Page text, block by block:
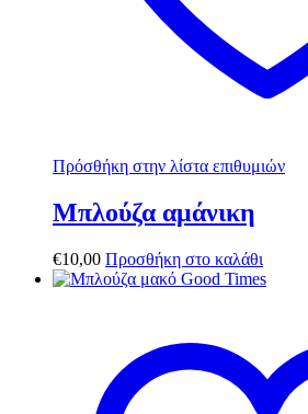
Πρόσθήκη στην λίστα επιθυμιών
Μπλούζα αμάνικη
€10,00 Προσθήκη στο καλάθι